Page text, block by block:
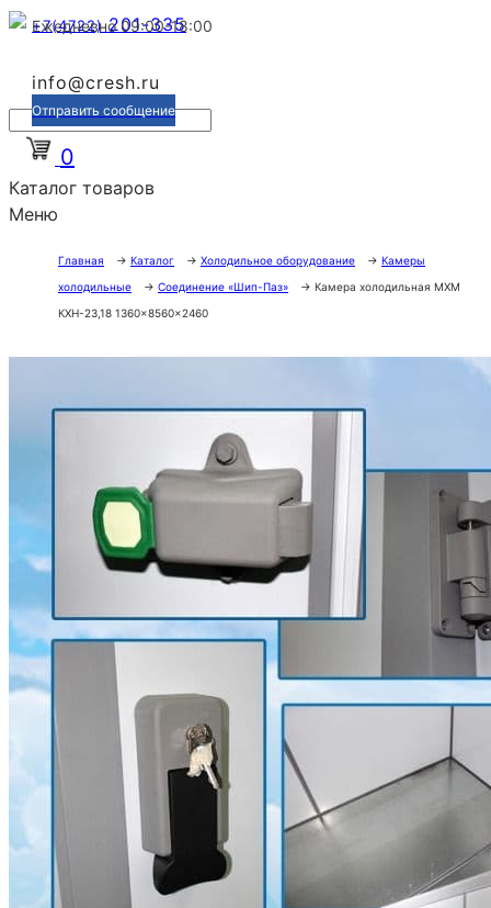
+7(4722)201-335
Ежедневно 09:00-18:00
info@cresh.ru
Отправить сообщение
0
Каталог товаров
Меню
Главная → Каталог → Холодильное оборудование → Камеры
холодильные
→ Соединение «Шип-Паз» → Камера холодильная МХМ
КХН-23,18 1360×8560×2460